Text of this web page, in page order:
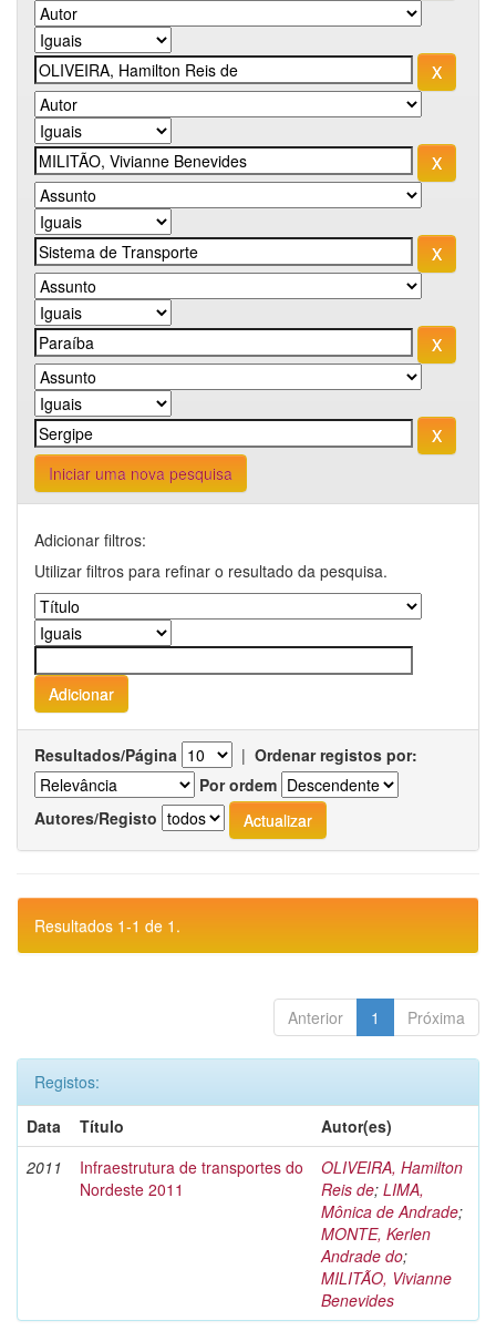
Iniciar uma nova pesquisa
Adicionar filtros:
Utilizar filtros para refinar o resultado da pesquisa.
Resultados/Página | Ordenar registos por:
Por ordem
Autores/Registo
Resultados 1-1 de 1.
Anterior 1 Próxima
Registos:
Data
Título
Autor(es)
2011
Infraestrutura de transportes do
Nordeste 2011
OLIVEIRA, Hamilton
Reis de; LIMA,
Mônica de Andrade;
MONTE, Kerlen
Andrade do;
MILITÃO, Vivianne
Benevides